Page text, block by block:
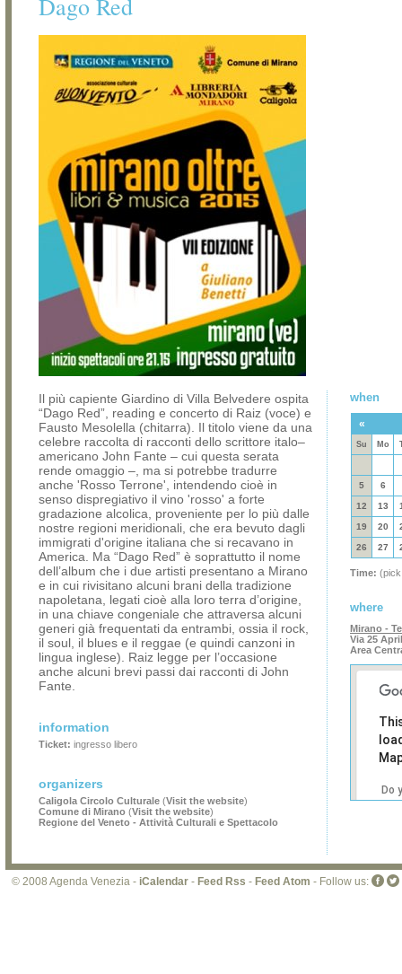
Dago Red
Il più capiente Giardino di Villa Belvedere ospita
“Dago Red”, reading e concerto di Raiz (voce) e
Fausto Mesolella (chitarra). Il titolo viene da una
celebre raccolta di racconti dello scrittore italo–
americano John Fante – cui questa serata
rende omaggio –, ma si potrebbe tradurre
anche 'Rosso Terrone', intendendo cioè in
senso dispregiativo il vino 'rosso' a forte
gradazione alcolica, proveniente per lo più dalle
nostre regioni meridionali, che era bevuto dagli
immigrati d'origine italiana che si recavano in
America. Ma “Dago Red” è soprattutto il nome
dell’album che i due artisti presentano a Mirano
e in cui rivisitano alcuni brani della tradizione
napoletana, legati cioè alla loro terra d’origine,
in una chiave congeniale che attraversa alcuni
generi già frequentati da entrambi, ossia il rock,
il soul, il blues e il reggae (e quindi canzoni in
lingua inglese). Raiz legge per l’occasione
anche alcuni brevi passi dai racconti di John
Fante.
information
Ticket: ingresso libero
organizers
Caligola Circolo Culturale (Visit the website)
Comune di Mirano (Visit the website)
Regione del Veneto - Attività Culturali e Spettacolo
when
«
Su Mo
5 6
12 13
19 20
26 27
Time:
where
Mirano -
Via 25
Area
Do
© 2008 Agenda Venezia - iCalendar - Feed Rss - Feed Atom - Follow us: